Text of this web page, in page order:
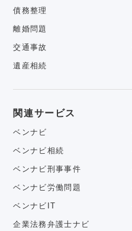
債務整理
離婚問題
交通事故
遺産相続
関連サービス
ベンナビ
ベンナビ相続
ベンナビ刑事事件
ベンナビ労働問題
ベンナビIT
企業法務弁護士ナビ